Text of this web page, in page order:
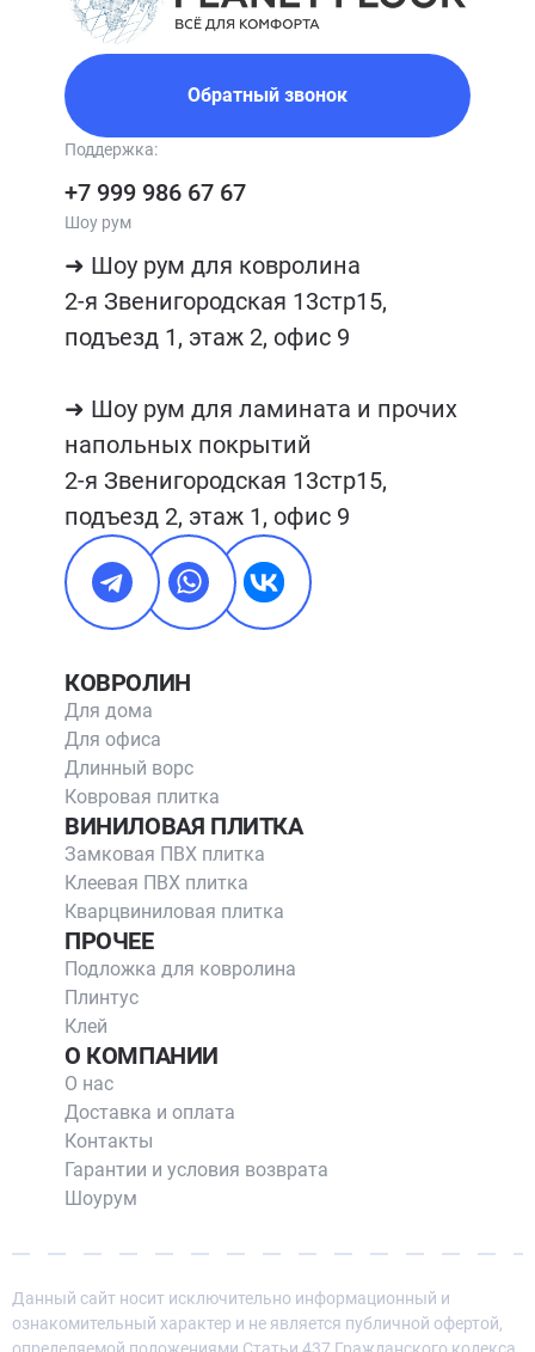
Обратный звонок
Поддержка:
+7 999 986 67 67
Шоу рум
➜ Шоу рум для ковролина
2-я Звенигородская 13стр15,
подъезд 1, этаж 2, офис 9
➜ Шоу рум для ламината и прочих
напольных покрытий
2-я Звенигородская 13стр15,
подъезд 2, этаж 1, офис 9
КОВРОЛИН
Для дома
Для офиса
Длинный ворс
Ковровая плитка
ВИНИЛОВАЯ ПЛИТКА
Замковая ПВХ плитка
Клеевая ПВХ плитка
Кварцвиниловая плитка
ПРОЧЕЕ
Подложка для ковролина
Плинтус
Клей
О КОМПАНИИ
О нас
Доставка и оплата
Контакты
Гарантии и условия возврата
Шоурум
Данный сайт носит исключительно информационный и
ознакомительный характер и не является публичной офертой,
определяемой положениями Статьи 437 Гражданского кодекса